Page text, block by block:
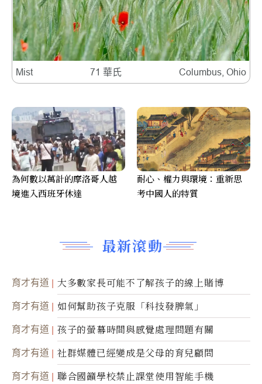
Mist 71 華氏 Columbus, Ohio
最新滾動
育才有道 大多數家長可能不了解孩子的線上賭博
育才有道 如何幫助孩子克服「科技發脾氣」
育才有道 孩子的螢幕時間與感覺處理問題有關
育才有道 社群媒體已經變成是父母的育兒顧問
育才有道 聯合國籲學校禁止課堂使用智能手機
為何數以萬計的摩洛哥人越
境進入西班牙休達
耐心、權力與環境：重新思
考中國人的特質